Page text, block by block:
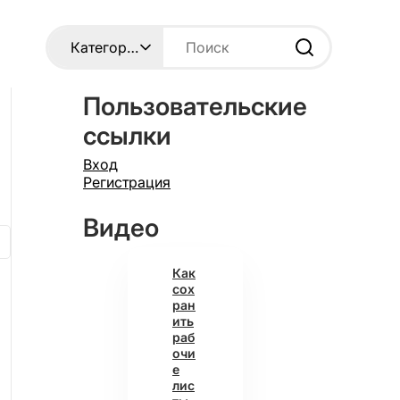
Пользовательские
ссылки
Вход
Регистрация
Видео
Как
сох
ран
ить
раб
очи
е
лис